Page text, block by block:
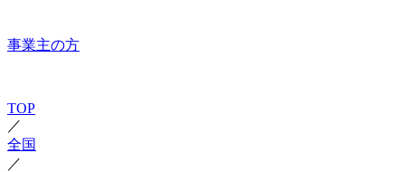
事業主の方
TOP
／
全国
／